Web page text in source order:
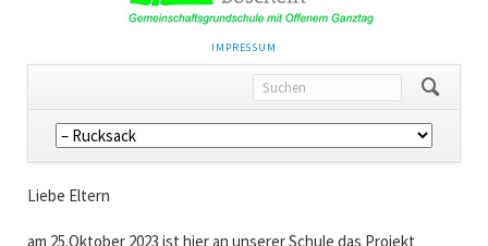
NAVIGATION
ÜBERSPRINGEN
IMPRESSUM
Navigation
überspringen
Liebe Eltern
am 25.Oktober 2023 ist hier an unserer Schule das Projekt